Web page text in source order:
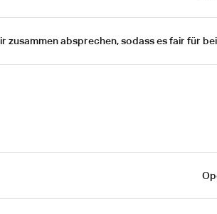
zusammen absprechen, sodass es fair für